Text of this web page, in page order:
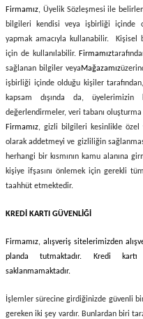
Firmamız, Üyelik Sözleşmesi ile
bilgileri kendisi veya işbirliği içinde
yapmak amacıyla kullanabilir. Kişisel
için de kullanılabilir. Firmamız
sağlanan bilgiler veya Mağazamız
işbirliği içinde olduğu kişiler
kapsam dışında da,
değerlendirmeler, veri tabanı
Firmamız, gizli bilgileri kesinlikle özel
olarak addetmeyi ve gizliliğin
herhangi bir kısmının kamu alanına
kişiye ifşasını önlemek için gerekli
taahhüt etmektedir.
KREDİ KARTI GÜVENLİĞİ
Firmamız, alışveriş sitelerimizden
planda tutmaktadır. Kredi
saklanmamaktadır.
İşlemler sürecine girdiğinizde güvenli
gereken iki şey vardır. Bunlardan biri